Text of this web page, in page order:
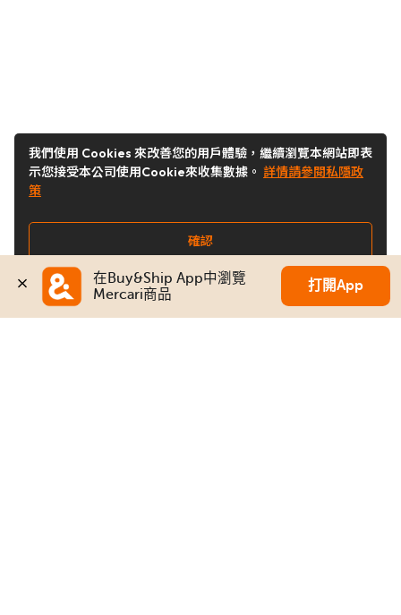
我們使用 Cookies 來改善您的用戶體驗，繼續瀏覽本網站即表
示您接受本公司使用Cookie來收集數據。 詳情請參閱私隱政
策
確認
在Buy&Ship App中瀏覽
Mercari商品
打開App